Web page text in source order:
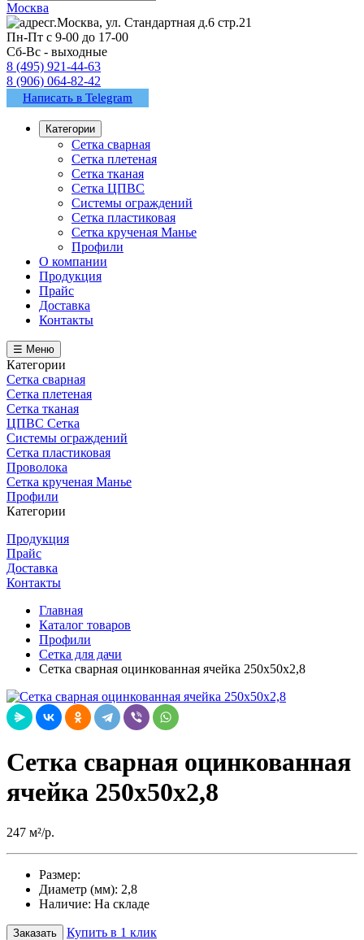
Москва
г.Москва, ул. Стандартная д.6 стр.21
Пн-Пт с 9-00 до 17-00
Сб-Вс - выходные
8 (495) 921-44-63
8 (906) 064-82-42
Написать в Telegram
Категории
Сетка сварная
Сетка плетеная
Сетка тканая
Сетка ЦПВС
Системы ограждений
Сетка пластиковая
Сетка крученая Манье
Профили
О компании
Продукция
Прайс
Доставка
Контакты
☰ Меню
Категории
Сетка сварная
Сетка плетеная
Сетка тканая
ЦПВС Сетка
Системы ограждений
Сетка пластиковая
Проволока
Сетка крученая Манье
Профили
Категории
Продукция
Прайс
Доставка
Контакты
Главная
Каталог товаров
Профили
Сетка для дачи
Сетка сварная оцинкованная ячейка 250х50х2,8
Сетка сварная оцинкованная
ячейка 250х50х2,8
247 м²/р.
Размер:
Диаметр (мм): 2,8
Наличие: На складе
Заказать
Купить в 1 клик